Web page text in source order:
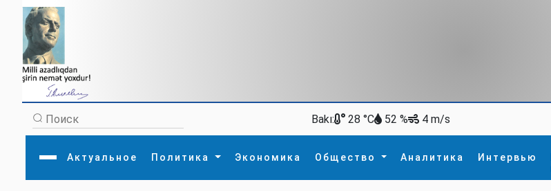
Bakı: 28 °C 52 % 4 m/s
Актуальное Политика Экономика Общество Аналитика Интервью